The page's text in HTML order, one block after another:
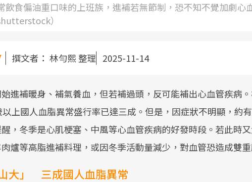
飲食偏油重口味的上班族，進補若無節制，恐不知不覺加劇心
）
撰文者： 林勻熙 整理 2025-11-14
進補暖身、補氣養血，但若補過頭，反可能補出心血管疾病
上國人血脂異常盛行率已達三成。但是，因症狀不明顯，約
，冬季是心肌梗塞、中風等心血管疾病的好發時段。若此時
爐等高脂進補料理，或因冬季活動量減少，對血管恐造成雙重
大」 三成國人血脂異常
面對超高齡社會的浪潮，台
照3.0」的推進，「預防醫學
狀況、啟動健康管理的重要
前往專題
2025年，就到良醫生活祭體
前往專題
良醫健康網從「換季的身體變
改善行動。
前往專題
根據不同性別與年齡，帶你
前往專題